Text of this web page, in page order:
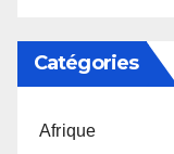
Catégories
Afrique